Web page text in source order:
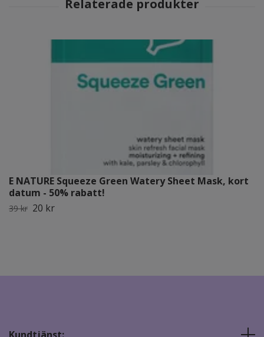
E NATURE Squeeze Green Watery Sheet Mask, kort
datum - 50% rabatt!
39 kr 20 kr
Kundtjänst: